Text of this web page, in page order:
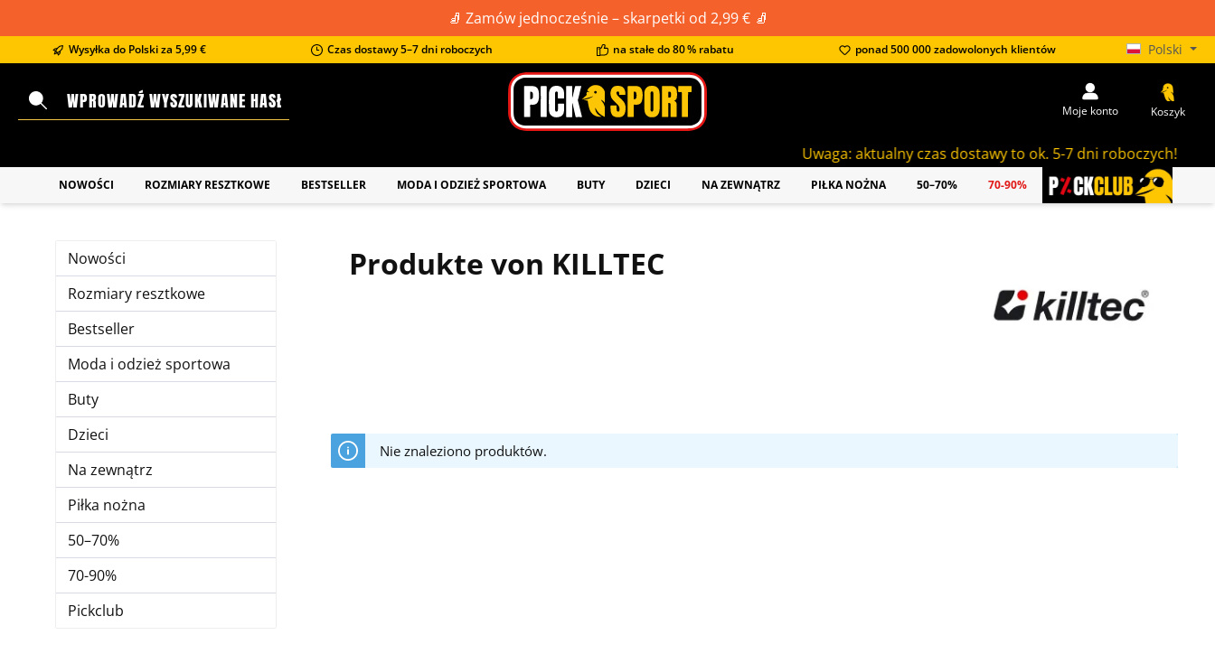
🧦 Zamów jednocześnie – skarpetki od 2,99 € 🧦
Wysyłka do Polski za 5,99 € Czas dostawy 5–7 dni roboczych na stałe do 80 % rabatu ponad 500 000 zadowolonych klientów Polski
Uwaga: aktualny czas dostawy to ok. 5-7 dni roboczych!
Moje konto Koszyk
NOWOŚCI ROZMIARY RESZTKOWE BESTSELLER MODA I ODZIEŻ SPORTOWA BUTY DZIECI NA ZEWNĄTRZ PIŁKA NOŻNA 50–70% 70-90% PICKCLUB
Nowości
Rozmiary resztkowe
Bestseller
Moda i odzież sportowa
Buty
Dzieci
Na zewnątrz
Piłka nożna
50–70%
70-90%
Pickclub
Produkte von KILLTEC
Nie znaleziono produktów.